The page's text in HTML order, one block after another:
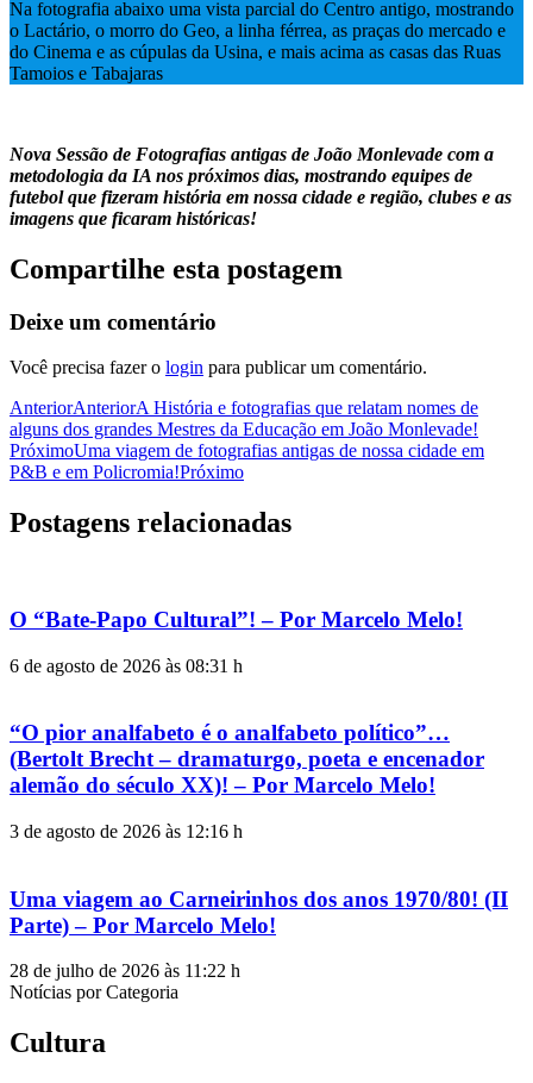
Na fotografia abaixo uma vista parcial do Centro antigo, mostrando
o Lactário, o morro do Geo, a linha férrea, as praças do mercado e
do Cinema e as cúpulas da Usina, e mais acima as casas das Ruas
Tamoios e Tabajaras
Nova Sessão de Fotografias antigas de João Monlevade com a
metodologia da IA nos próximos dias, mostrando equipes de
futebol que fizeram história em nossa cidade e região, clubes e as
imagens que ficaram históricas!
Compartilhe esta postagem
Deixe um comentário
Você precisa fazer o login para publicar um comentário.
AnteriorAnteriorA História e fotografias que relatam nomes de
alguns dos grandes Mestres da Educação em João Monlevade!
PróximoUma viagem de fotografias antigas de nossa cidade em
P&B e em Policromia!Próximo
Postagens relacionadas
O “Bate-Papo Cultural”! – Por Marcelo Melo!
6 de agosto de 2026 às 08:31 h
“O pior analfabeto é o analfabeto político”…
(Bertolt Brecht – dramaturgo, poeta e encenador
alemão do século XX)! – Por Marcelo Melo!
3 de agosto de 2026 às 12:16 h
Uma viagem ao Carneirinhos dos anos 1970/80! (II
Parte) – Por Marcelo Melo!
28 de julho de 2026 às 11:22 h
Notícias por Categoria
Cultura